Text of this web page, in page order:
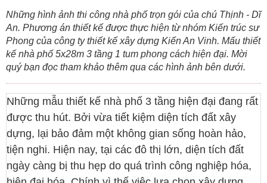
Những hình ảnh thi công nhà phố trọn gói của chú Thịnh - Dĩ
An. Phương án thiết kế được thực hiện từ nhóm Kiến trúc sư
Phong của công ty thiết kế xây dựng Kiến An Vinh. Mấu thiết
kế nhà phố 5x28m 3 tầng 1 tum phong cách hiện đại. Mời
quý bạn đọc tham khảo thêm qua các hình ảnh bên dưới.
Những mẫu thiết kế nhà phố 3 tầng hiện đại đang rất
được thu hút. Bởi vừa tiết kiệm diện tích đất xây
dựng, lại bảo đảm một không gian sống hoàn hảo,
tiện nghi. Hiện nay, tại các đô thị lớn, diện tích đất
ngày càng bị thu hẹp do quá trình công nghiệp hóa,